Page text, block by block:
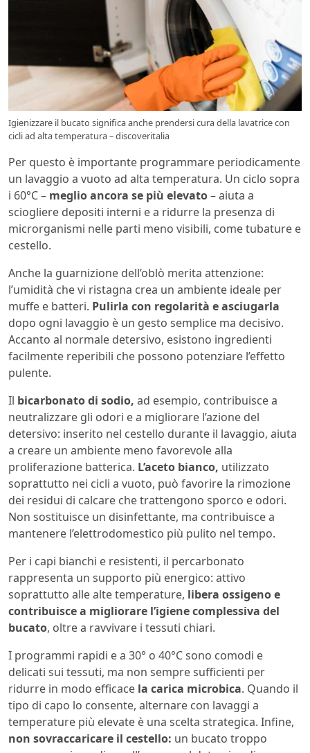
Igienizzare il bucato significa anche prendersi cura della lavatrice con
cicli ad alta temperatura – discoveritalia
Per questo è importante programmare periodicamente
un lavaggio a vuoto ad alta temperatura. Un ciclo sopra
i 60°C – meglio ancora se più elevato– aiuta a
sciogliere depositi interni e a ridurre la presenza di
microrganismi nelle parti meno visibili, come tubature e
cestello.
Anche la guarnizione dell’oblò merita attenzione:
l’umidità che vi ristagna crea un ambiente ideale per
muffe e batteri. Pulirla con regolarità e asciugarla
dopo ogni lavaggio è un gesto semplice ma decisivo.
Accanto al normale detersivo, esistono ingredienti
facilmente reperibili che possono potenziare l’effetto
pulente.
Il bicarbonato di sodio, ad esempio, contribuisce a
neutralizzare gli odori e a migliorare l’azione del
detersivo: inserito nel cestello durante il lavaggio, aiuta
a creare un ambiente meno favorevole alla
proliferazione batterica. L’aceto bianco, utilizzato
soprattutto nei cicli a vuoto, può favorire la rimozione
dei residui di calcare che trattengono sporco e odori.
Non sostituisce un disinfettante, ma contribuisce a
mantenere l’elettrodomestico più pulito nel tempo.
Per i capi bianchi e resistenti, il percarbonato
rappresenta un supporto più energico: attivo
soprattutto alle alte temperature, libera ossigeno e
contribuisce a migliorare l’igiene complessiva del
bucato, oltre a ravvivare i tessuti chiari.
I programmi rapidi e a 30° o 40°C sono comodi e
delicati sui tessuti, ma non sempre sufficienti per
ridurre in modo efficace la carica microbica. Quando il
tipo di capo lo consente, alternare con lavaggi a
temperature più elevate è una scelta strategica. Infine,
non sovraccaricare il cestello: un bucato troppo